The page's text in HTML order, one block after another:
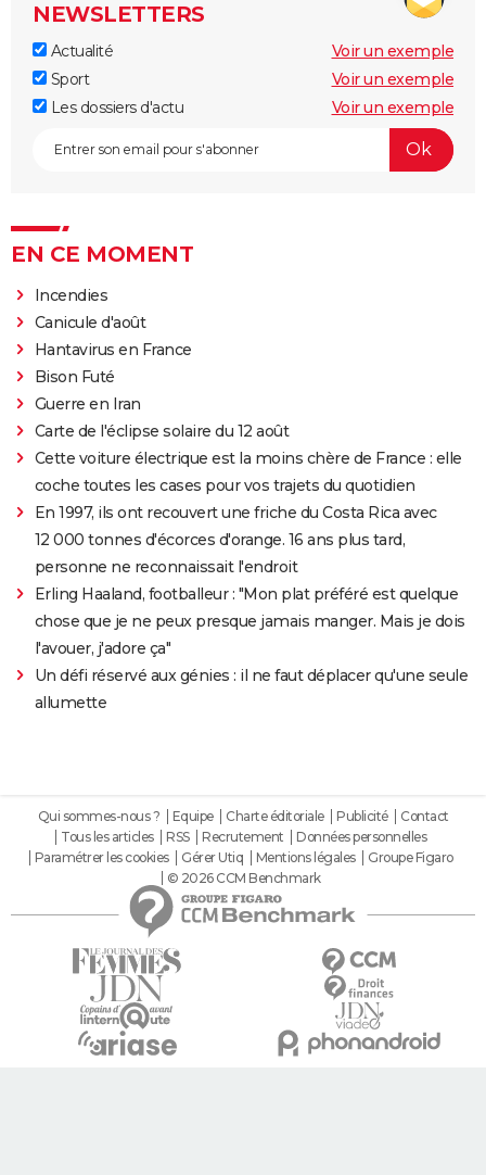
NEWSLETTERS
Actualité
Voir un exemple
Sport
Voir un exemple
Les dossiers d'actu
Voir un exemple
EN CE MOMENT
Incendies
Canicule d'août
Hantavirus en France
Bison Futé
Guerre en Iran
Carte de l'éclipse solaire du 12 août
Cette voiture électrique est la moins chère de France : elle
coche toutes les cases pour vos trajets du quotidien
En 1997, ils ont recouvert une friche du Costa Rica avec
12 000 tonnes d'écorces d'orange. 16 ans plus tard,
personne ne reconnaissait l'endroit
Erling Haaland, footballeur : "Mon plat préféré est quelque
chose que je ne peux presque jamais manger. Mais je dois
l'avouer, j'adore ça"
Un défi réservé aux génies : il ne faut déplacer qu'une seule
allumette
Qui sommes-nous ? Equipe Charte éditoriale Publicité
Contact
Tous les articles
RSS Recrutement
Données personnelles
Paramétrer les cookies
Gérer Utiq Mentions légales
Groupe Figaro
© 2026 CCM Benchmark